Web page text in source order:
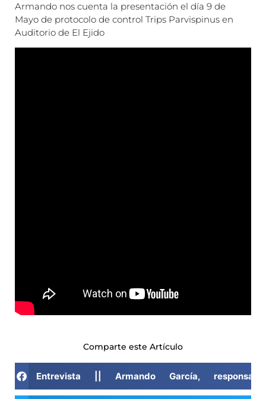
Armando nos cuenta la presentación el día 9 de
Mayo de protocolo de control Trips Parvispinus en
Auditorio de El Ejido
Comparte este Artículo
Entrevista || Armando García,